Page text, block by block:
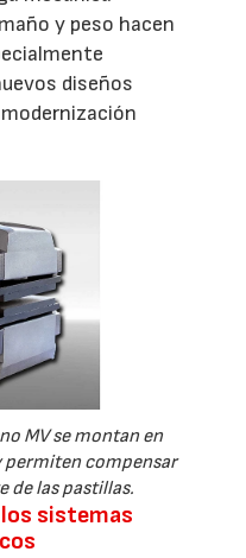
y peso hacen
diseños
MV se montan en
permiten compensar
de las pastillas.
sistemas